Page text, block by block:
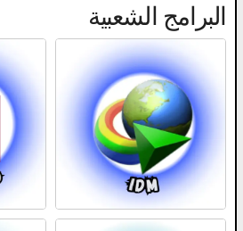
البرامج الشعبية